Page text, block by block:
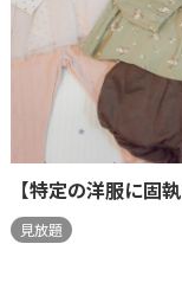
【特定の洋服に固
見放題